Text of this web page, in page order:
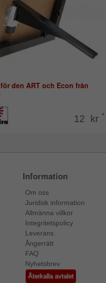
den ART och Econ från
12 kr *
Information
Om oss
Juridisk information
Allmänna villkor
Integritetspolicy
Leverans
Ångerrätt
FAQ
Nyhetsbrev
Återkalla avtalet